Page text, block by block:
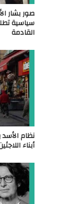
صور بشار
سياسية
القادمة
نظام
أبناء